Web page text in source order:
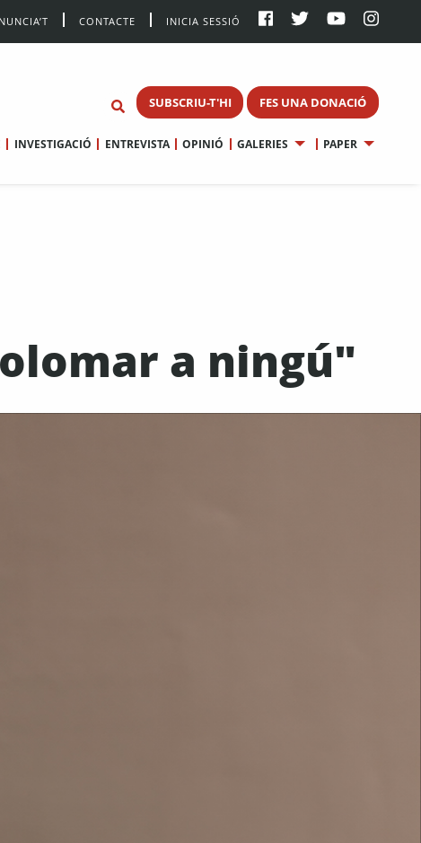
CONTACTE INICIA SESSIÓ
SUBSCRIU-T'HI FES UNA DONACIÓ
INVESTIGACIÓ ENTREVISTA OPINIÓ GALERIES PAPER
a ningú"